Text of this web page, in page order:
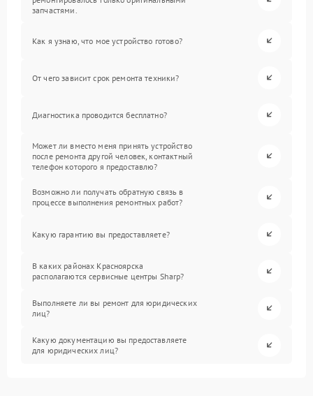
запчастями.
Как я узнаю, что мое устройство готово?
От чего зависит срок ремонта техники?
Диагностика проводится бесплатно?
Может ли вместо меня принять устройство
после ремонта другой человек, контактный
телефон которого я предоставлю?
Возможно ли получать обратную связь в
процессе выполнения ремонтных работ?
Какую гарантию вы предоставляете?
В каких районах Красноярска
располагаются сервисные центры Sharp?
Выполняете ли вы ремонт для юридических
лиц?
Какую документацию вы предоставляете
для юридических лиц?